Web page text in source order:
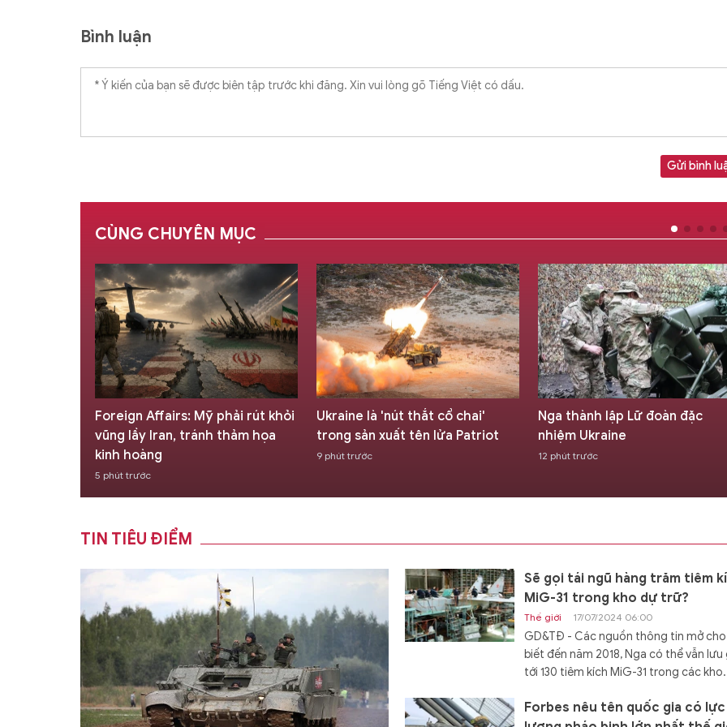
Bình luận
Gửi bình
CÙNG CHUYÊN MỤC
Ukraine là 'nút thắt cổ chai'
trong sản xuất tên lửa Patriot
9 phút trước
Nga thành lập Lữ đoàn đặc
nhiệm Ukraine
12 phút trước
Ông Trump gây tranh cãi khi
dầu mỏ Venezuela là 'chiến lợi
phẩm'
TIN TIÊU ĐIỂM
Sẽ gọi tái ngũ hàng trăm tiêm
MiG-31 trong kho dự trữ?
Thế giới 17/07/2024 06:00
GD&TĐ - Các nguồn thông tin mở cho
biết đến năm 2018, Nga có thể vẫn lưu
tới 130 tiêm kích MiG-31 trong các
Forbes nêu tên quốc gia có lực